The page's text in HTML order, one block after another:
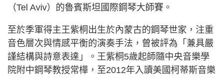
（Tel Aviv）的魯賓斯坦國際鋼琴大師賽。
至於季軍得主王紫桐出生於內蒙古的鋼琴世家，注重
音色層次與情感平衡的演奏手法，曾被評為「兼具嚴
謹結構與詩意表達」。王紫桐5歲起師隨中央音樂學
院附中鋼琴教授常樺，至2012年入讀美國柯蒂斯音樂